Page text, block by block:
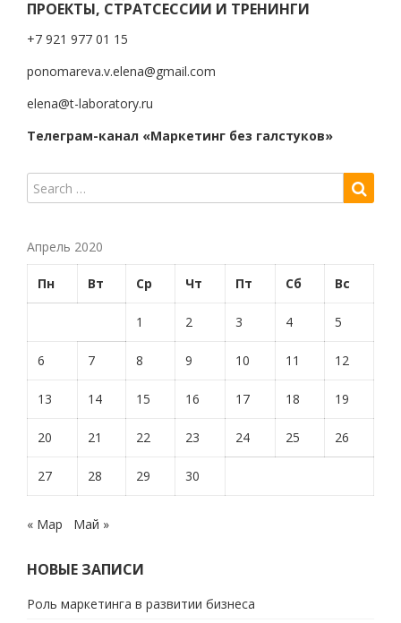
ПРОЕКТЫ, СТРАТСЕССИИ И ТРЕНИНГИ
+7 921 977 01 15
ponomareva.v.elena@gmail.com
elena@t-laboratory.ru
Телеграм-канал «Маркетинг без галстуков»
Апрель 2020
Пн Вт Ср Чт Пт Сб Вс
1 2 3 4 5
6 7 8 9 10 11 12
13 14 15 16 17 18 19
20 21 22 23 24 25 26
27 28 29 30
« Мар Май »
НОВЫЕ ЗАПИСИ
Роль маркетинга в развитии бизнеса